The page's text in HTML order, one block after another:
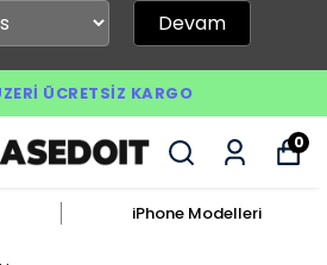
Devam
ÜCRETSIZ KARGO
0
iPhone Modelleri